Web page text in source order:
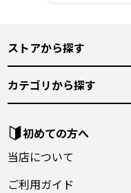
ストアから探す
カテゴリから探す
初めての方へ
当店について
ご利用ガイド